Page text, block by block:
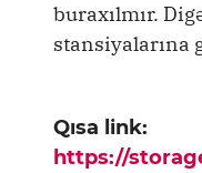
buraxılmır.
stansiyalarına
Qısa link:
https://